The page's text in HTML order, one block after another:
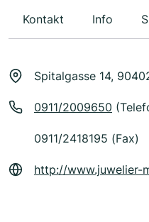
Kontakt Info
Spitalgasse 14,
0911/2009650
0911/2418195 (Fax)
http://www.juwelier-